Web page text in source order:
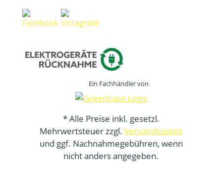
Ein Fachhändler von
* Alle Preise inkl. gesetzl.
Mehrwertsteuer zzgl. Versandkosten
und ggf. Nachnahmegebühren, wenn
nicht anders angegeben.